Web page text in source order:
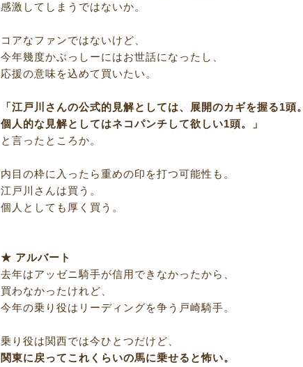
感激してしまうではないか。
コアなファンではないけど、
今年幾度かぶっしーにはお世話になったし、
応援の意味を込めて買いたい。
「江戸川さんの公式的見解としては、展開のカギを握る1頭。
個人的な見解としてはネコパンチして欲しい1頭。」
と言ったところか。
内目の枠に入ったら重めの印を打つ可能性も。
江戸川さんは買う。
個人としても厚く買う。
★ アルバート
去年はアッゼニ騎手が信用できなかったから、
買わなかったけれど、
今年の乗り役はリーディングを争う戸崎騎手。
乗り役は関西では今ひとつだけど、
関東に戻ってこれくらいの馬に乗せると怖い。